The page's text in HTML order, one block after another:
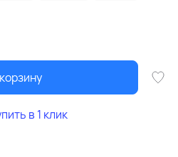
в 1 клик